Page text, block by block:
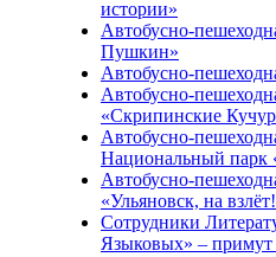
истории»
Автобусно-
Пушкин»
Автобусно-
Автобусно-
«Скрипинские
Автобусно-
Национальный парк
Автобусно-
«Ульяновск, на
Сотрудники
Языковых» – примут